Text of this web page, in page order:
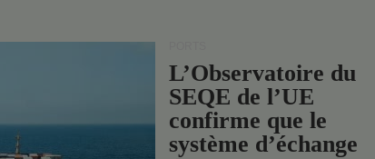
L’Observatoire du
SEQE de l’UE
confirme que le
système d’échange